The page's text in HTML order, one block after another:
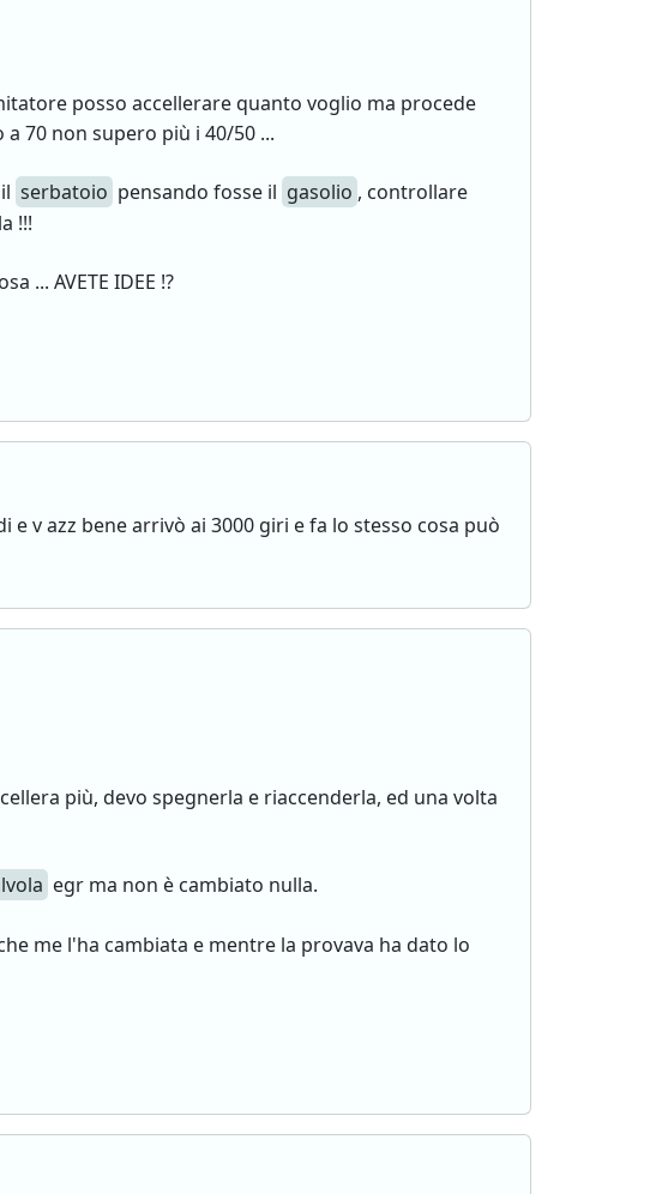
posso accellerare quanto voglio ma procede
70 non supero più i 40/50 ...
serbatoio pensando fosse il gasolio , controllare
!!!
... AVETE IDEE !?
e v azz bene arrivò ai 3000 giri e fa lo stesso cosa può
più, devo spegnerla e riaccenderla, ed una volta
egr ma non è cambiato nulla.
me l'ha cambiata e mentre la provava ha dato lo